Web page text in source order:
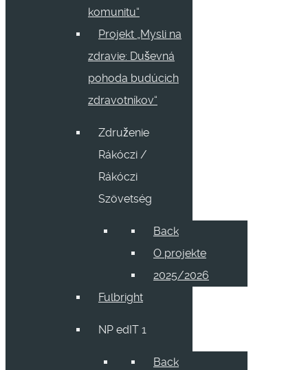
komunitu“
Projekt „Mysli na
zdravie: Duševná
pohoda budúcich
zdravotníkov“
Združenie
Rákóczi /
Rákóczi
Szövetség
Back
O projekte
2025/2026
Fulbright
NP edIT 1
Back